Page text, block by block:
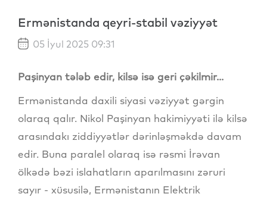
Ermənistanda qeyri-stabil vəziyyət
05 İyul 2025 09:31
Paşinyan tələb edir, kilsə isə geri çəkilmir...
Ermənistanda daxili siyasi vəziyyət gərgin
olaraq qalır. Nikol Paşinyan hakimiyyəti ilə kilsə
arasındakı ziddiyyətlər dərinləşməkdə davam
edir. Buna paralel olaraq isə rəsmi İrəvan
ölkədə bəzi islahatların aparılmasını zəruri
sayır - xüsusilə, Ermənistanın Elektrik